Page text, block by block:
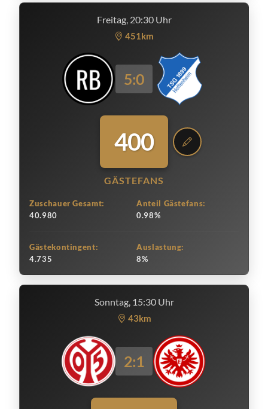
Freitag, 20:30 Uhr
451km
5:0
400
GÄSTEFANS
Zuschauer Gesamt:
40.980
Anteil Gästefans:
0.98%
Gästekontingent:
4.735
Auslastung:
8%
Sonntag, 15:30 Uhr
43km
2:1